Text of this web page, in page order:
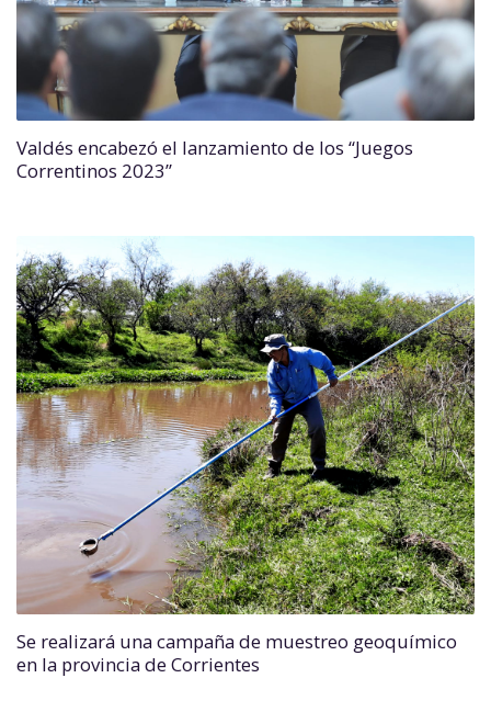
Valdés encabezó el lanzamiento de los “Juegos
Correntinos 2023”
Se realizará una campaña de muestreo geoquímico
en la provincia de Corrientes